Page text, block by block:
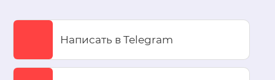
Написать в Telegram